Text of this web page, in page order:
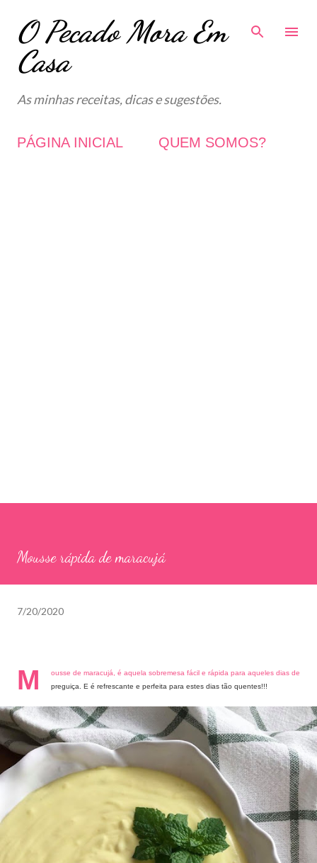
Avançar para o conteúdo principal
O Pecado Mora Em
Casa
As minhas receitas, dicas e sugestões.
PÁGINA INICIAL QUEM SOMOS?
Mousse rápida de maracujá
7/20/2020
M
ousse de maracujá, é aquela sobremesa fácil e rápida para aqueles dias de
preguiça. E é refrescante e perfeita para estes dias tão quentes!!!